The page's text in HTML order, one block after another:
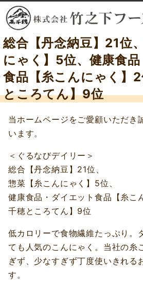
総合【丹念納豆】21位
にゃく】5位、健康食
食品【糸こんにゃく】
ところてん】9位
当ホームページをご愛顧いただき
います。
＜ぐるなびデイリー＞
総合【丹念納豆】21位、
惣菜【糸こんにゃく】5位、
健康食品・ダイエット食品【糸こ
千穂ところてん】9位
低カロリーで食物繊維たっぷり。
ても人気のこんにゃく。当社の糸
ぎず、少なすぎず丁度使いきれる
す。